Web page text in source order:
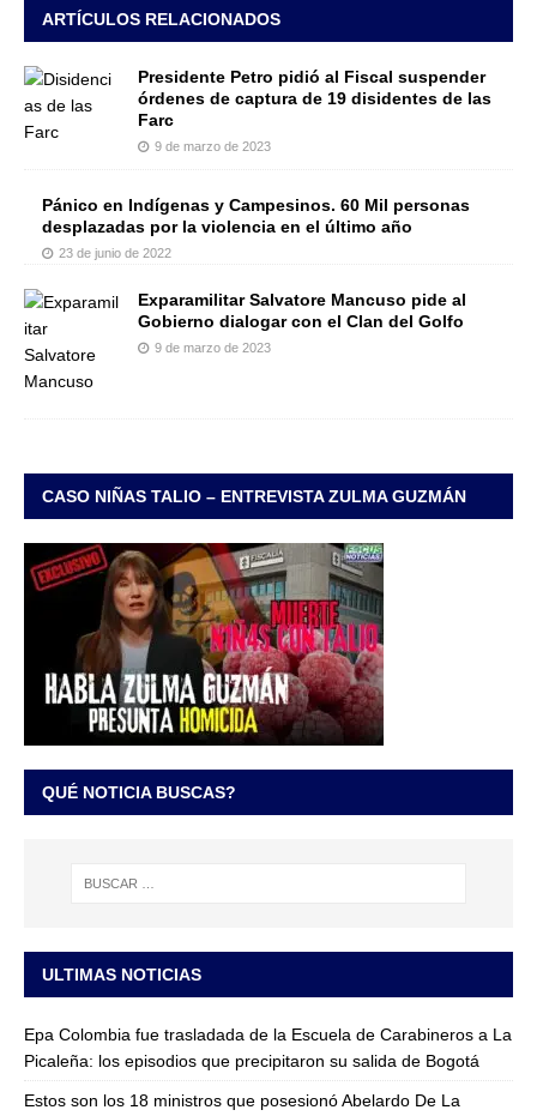
ARTÍCULOS RELACIONADOS
Presidente Petro pidió al Fiscal suspender
órdenes de captura de 19 disidentes de las
Farc
9 de marzo de 2023
Pánico en Indígenas y Campesinos. 60 Mil personas
desplazadas por la violencia en el último año
23 de junio de 2022
Exparamilitar Salvatore Mancuso pide al
Gobierno dialogar con el Clan del Golfo
9 de marzo de 2023
CASO NIÑAS TALIO – ENTREVISTA ZULMA GUZMÁN
QUÉ NOTICIA BUSCAS?
ULTIMAS NOTICIAS
Epa Colombia fue trasladada de la Escuela de Carabineros a La
Picaleña: los episodios que precipitaron su salida de Bogotá
Estos son los 18 ministros que posesionó Abelardo De La